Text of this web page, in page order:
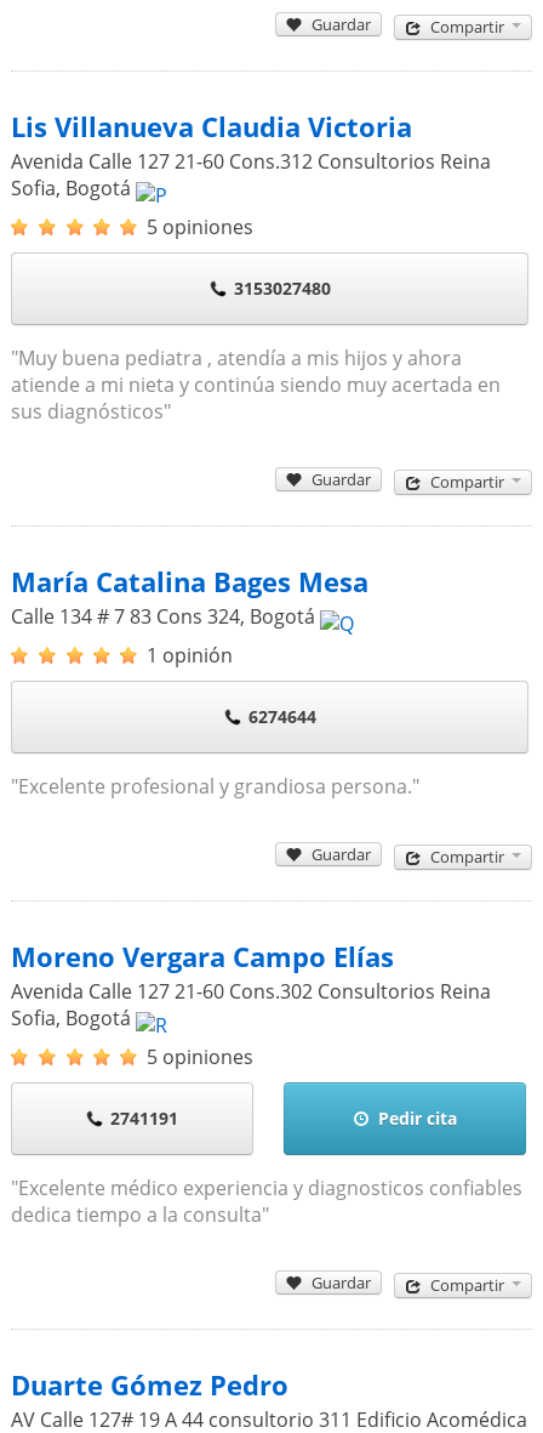
Guardar Compartir
Lis Villanueva Claudia Victoria
Avenida Calle 127 21-60 Cons.312 Consultorios Reina
Sofia, Bogotá
5 opiniones
3153027480
"Muy buena pediatra , atendía a mis hijos y ahora
atiende a mi nieta y continúa siendo muy acertada en
sus diagnósticos"
Guardar Compartir
María Catalina Bages Mesa
Calle 134 # 7 83 Cons 324, Bogotá
1 opinión
6274644
"Excelente profesional y grandiosa persona."
Guardar Compartir
Moreno Vergara Campo Elías
Avenida Calle 127 21-60 Cons.302 Consultorios Reina
Sofia, Bogotá
5 opiniones
2741191 Pedir cita
"Excelente médico experiencia y diagnosticos confiables
dedica tiempo a la consulta"
Guardar Compartir
Duarte Gómez Pedro
AV Calle 127# 19 A 44 consultorio 311 Edificio Acomédica